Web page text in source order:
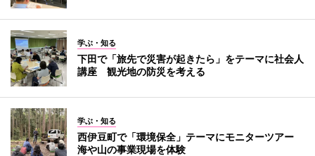
学ぶ・知る
下田で「旅先で災害が起きたら」をテーマに社会人
講座 観光地の防災を考える
学ぶ・知る
西伊豆町で「環境保全」テーマにモニターツアー
海や山の事業現場を体験